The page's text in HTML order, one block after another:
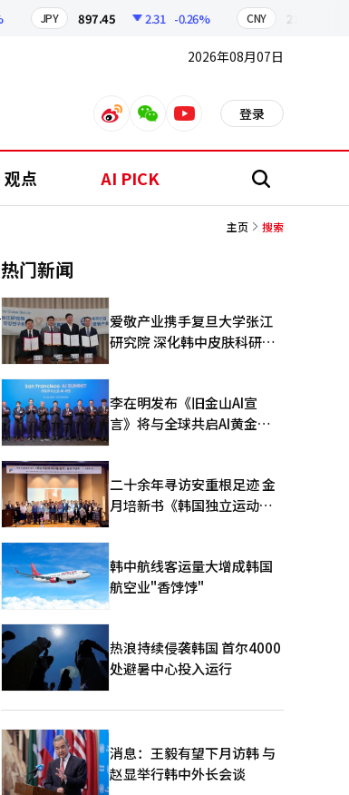
JPY 897.45 2.31 -0.26% CNY 210.60
2026年08月07日
weiboweixinyoutube 登录
观点 AI PICK 搜
主页 搜索
热门新闻
爱敬产业携手复旦大学张江
研究院 深化韩中皮肤科研合
李在明发布《旧金山AI宣
言》将与全球共启AI黄金时
二十余年寻访安重根足迹 金
月培新书《韩国独立运动圣
韩中航线客运量大增成韩国
航空业"香饽饽"
热浪持续侵袭韩国 首尔4000
处避暑中心投入运行
消息：王毅有望下月访韩 与
赵显举行韩中外长会谈